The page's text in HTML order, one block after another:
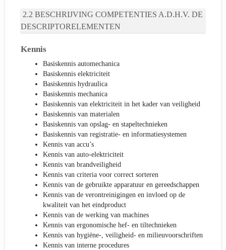
BESCHRIJVING COMPETENTIES A.D.H.V. DE
DESCRIPTORELEMENTEN
Kennis
Basiskennis automechanica
Basiskennis elektriciteit
Basiskennis hydraulica
Basiskennis mechanica
Basiskennis van elektriciteit in het kader van veiligheid
Basiskennis van materialen
Basiskennis van opslag- en stapeltechnieken
Basiskennis van registratie- en informatiesystemen
Kennis van accu’s
Kennis van auto-elektriciteit
Kennis van brandveiligheid
Kennis van criteria voor correct sorteren
Kennis van de gebruikte apparatuur en gereedschappen
Kennis van de verontreinigingen en invloed op de
kwaliteit van het eindproduct
Kennis van de werking van machines
Kennis van ergonomische hef- en tiltechnieken
Kennis van hygiëne-, veiligheid- en milieuvoorschriften
Kennis van interne procedures